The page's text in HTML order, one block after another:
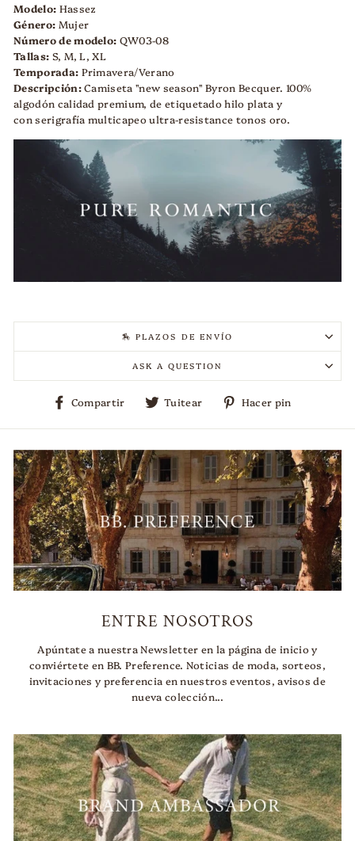
Modelo: Hassez
Género: Mujer
Número de modelo: QW03-08
Tallas: S, M, L, XL
Temporada: Primavera/Verano
Descripción:Camiseta "new season" Byron Becquer. 100%
algodón calidad premium, de etiquetado hilo plata y
con serigrafía multicapeo ultra-resistance tonos oro.
🏇 PLAZOS DE ENVÍO
ASK A QUESTION
Compartir
Compartir
Facebook
Tuitear
Tuitear
Twitter
Hacer pin
Pinterest
ENTRE NOSOTROS
Apúntate a nuestra Newsletter en la página de inicio y
conviértete en BB. Preference. Noticias de moda, sorteos,
invitaciones y preferencia en nuestros eventos, avisos de
nueva colección...